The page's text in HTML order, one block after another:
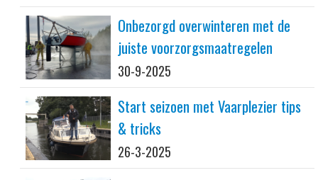
Onbezorgd overwinteren met de
juiste voorzorgsmaatregelen
30-9-2025
Start seizoen met Vaarplezier tips
& tricks
26-3-2025